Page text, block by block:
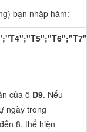
bạn nhập hàm:
của ô D9. Nếu
ngày trong
8, thể hiện